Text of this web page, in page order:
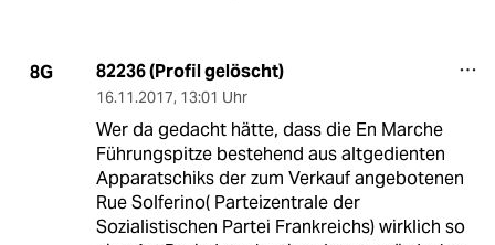
8G 82236 (Profil gelöscht)
16.11.2017, 13:01 Uhr
Wer da gedacht hätte, dass die En Marche
Führungspitze bestehend aus altgedienten
Apparatschiks der zum Verkauf angebotenen
Rue Solferino( Parteizentrale der
Sozialistischen Partei Frankreichs) wirklich so